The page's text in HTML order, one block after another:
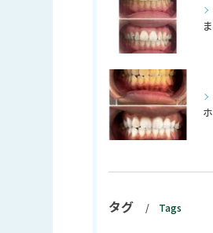
タグ Tags